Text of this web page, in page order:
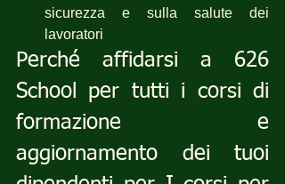
sicurezza e sulla salute dei
lavoratori
Perché affidarsi a 626
School per tutti i corsi di
formazione e
aggiornamento dei tuoi